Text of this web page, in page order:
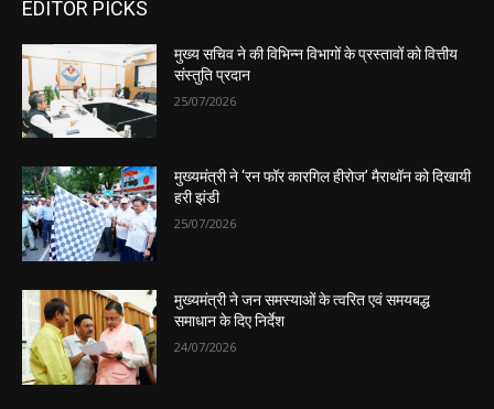
EDITOR PICKS
मुख्य सचिव ने की विभिन्न विभागों के प्रस्तावों को वित्तीय
संस्तुति प्रदान
25/07/2026
मुख्यमंत्री ने ‘रन फॉर कारगिल हीरोज’ मैराथॉन को दिखायी
हरी झंडी
25/07/2026
मुख्यमंत्री ने जन समस्याओं के त्वरित एवं समयबद्ध
समाधान के दिए निर्देश
24/07/2026